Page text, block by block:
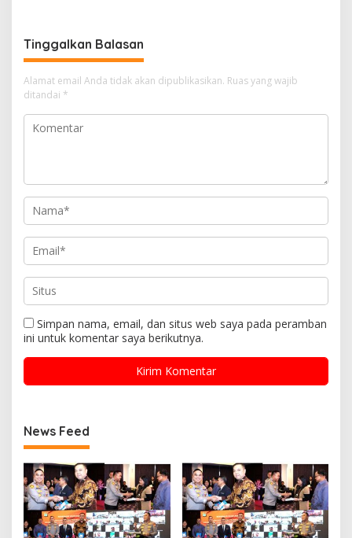
Tinggalkan Balasan
Alamat email Anda tidak akan dipublikasikan. Ruas yang wajib
ditandai *
Simpan nama, email, dan situs web saya pada peramban
ini untuk komentar saya berikutnya.
News Feed